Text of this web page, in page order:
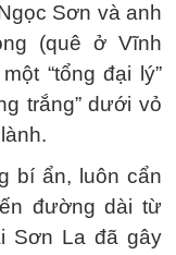
Sơn và anh
(quê ở Vĩnh
“tổng đại lý”
trắng” dưới vỏ
bí ẩn, luôn cẩn
đường dài từ
Sơn La đã gây